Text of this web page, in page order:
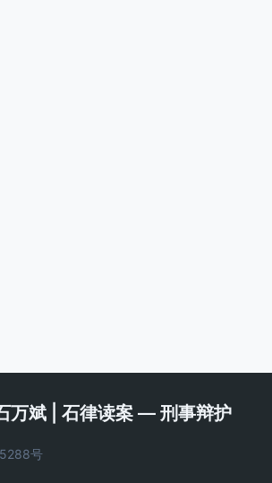
万斌 | 石律读案 — 刑事辩护
号